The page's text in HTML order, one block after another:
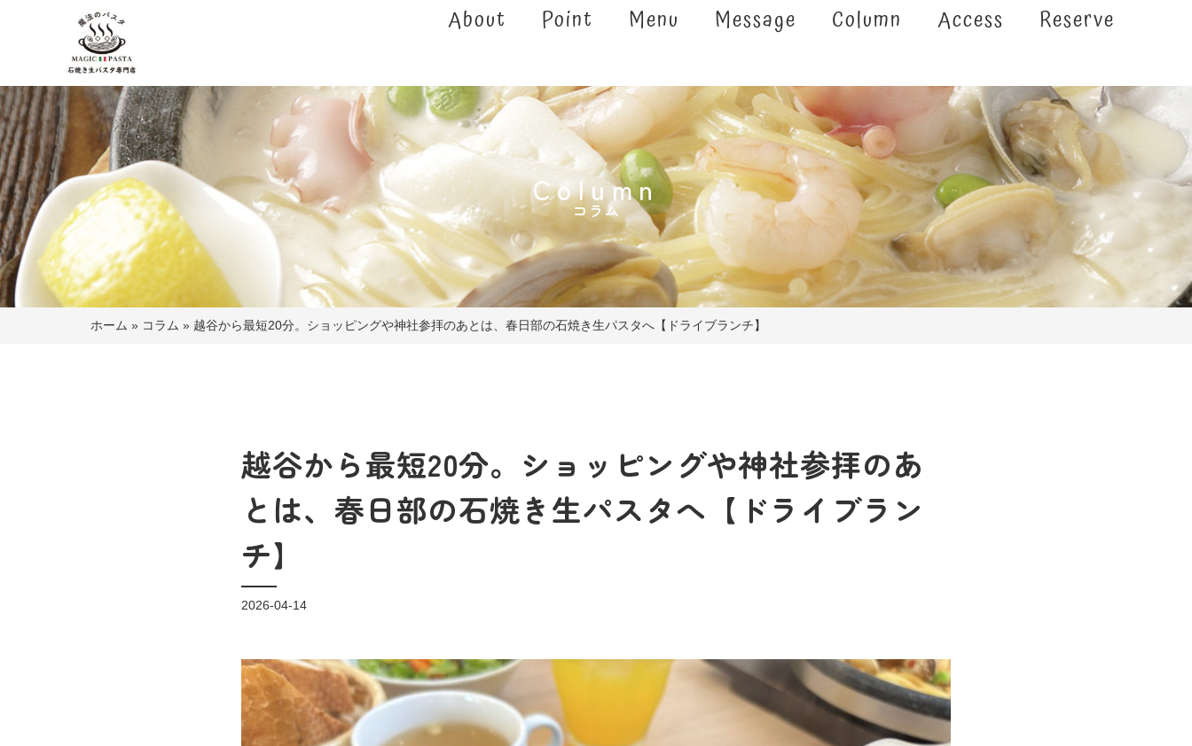
About Point Menu Message Column Access Reserve
Column
コラム
ホーム » コラム » 越谷から最短20分。ショッピングや神社参拝のあとは、春日部の石焼き生パスタへ【ドライブランチ】
越谷から最短20分。ショッピングや神社参拝のあ
とは、春日部の石焼き生パスタへ【ドライブラン
チ】
2026-04-14